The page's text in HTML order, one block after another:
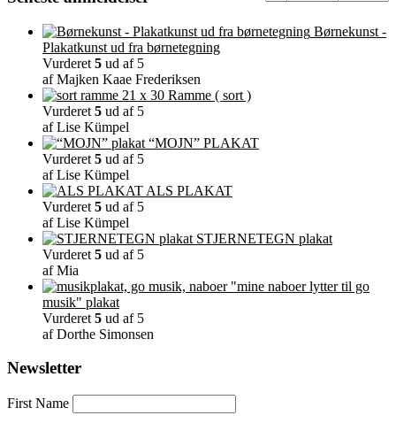
varianter.
Mulighederne
Børnekunst -
Plakatkunst ud fra børnetegning
Vurderet 5 ud af 5
af Majken Kaae Frederiksen
Ramme ( sort )
Vurderet 5 ud af 5
af Lise Kümpel
“MOJN” PLAKAT
Vurderet 5 ud af 5
af Lise Kümpel
ALS PLAKAT
Vurderet 5 ud af 5
af Lise Kümpel
STJERNETEGN plakat
Vurderet 5 ud af 5
af Mia
"mine naboer lytter til go
musik" plakat
Vurderet 5 ud af 5
af Dorthe Simonsen
Newsletter
First Name